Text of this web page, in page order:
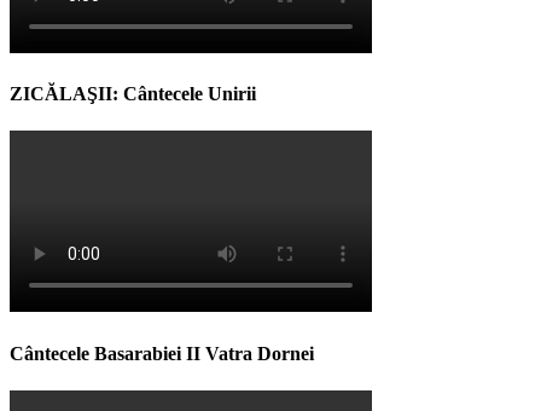
ZICĂLAŞII: Cântecele Unirii
Cântecele Basarabiei II Vatra Dornei